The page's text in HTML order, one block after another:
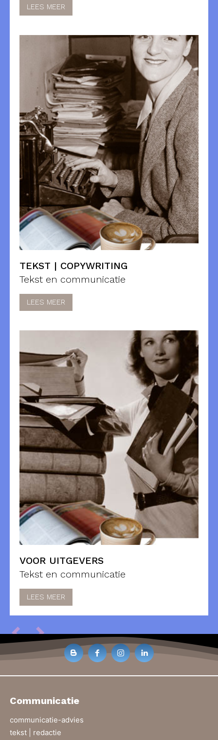
LEES MEER
TEKST | COPYWRITING
Tekst en communicatie
LEES MEER
VOOR UITGEVERS
Tekst en communicatie
LEES MEER
Communicatie
communicatie-advies
tekst | redactie